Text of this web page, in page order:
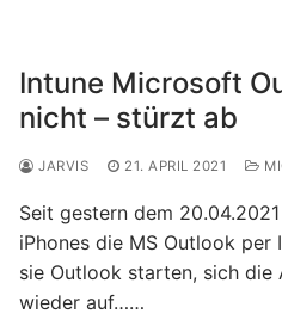
Intune Microsoft
nicht – stürzt ab
JARVIS 21. APRIL 2021
Seit gestern dem
iPhones die MS Outlook per
sie Outlook starten, sich die
wieder auf……